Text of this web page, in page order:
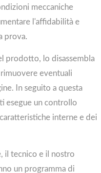
meccaniche
l'affidabilità e
prova.
prodotto, lo disassembla
eventuali
In seguito a questa
esegue un controllo
interne e dei
il tecnico e il nostro
un programma di